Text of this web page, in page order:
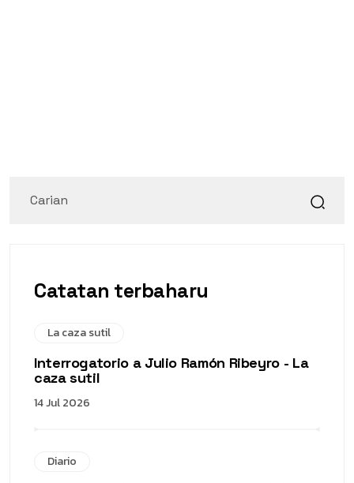
Catatan terbaharu
La caza sutil
Interrogatorio a Julio Ramón Ribeyro - La
caza sutil
14 Jul 2026
Diario